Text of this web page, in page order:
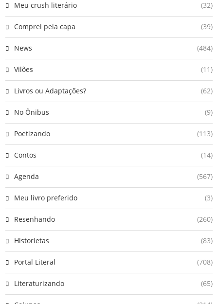
Meu crush literário (32)
Comprei pela capa (39)
News (484)
Vilões (11)
Livros ou Adaptações? (62)
No Ônibus (9)
Poetizando (113)
Contos (14)
Agenda (567)
Meu livro preferido (3)
Resenhando (260)
Historietas (83)
Portal Literal (708)
Literaturizando (65)